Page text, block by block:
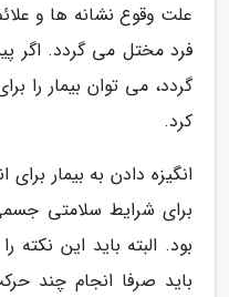
علت وقوع نشانه ها و
فرد مختل می گردد. اگر
گردد، می توان بیمار را
کرد.
انگیزه دادن به بیمار
برای شرایط سلامتی
بود. البته باید این نکته
باید صرفا انجام چند